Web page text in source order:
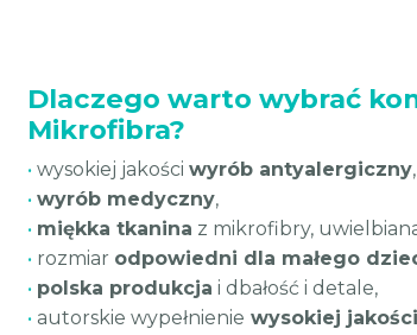
Dlaczego warto wybrać
Mikrofibra?
• wysokiej jakości wyrób antyalergiczny,
• wyrób medyczny,
• miękka tkanina z mikrofibry,
• rozmiar odpowiedni dla małego
• polska produkcja i dbałość i detale,
• autorskie wypełnienie wysokiej jakości